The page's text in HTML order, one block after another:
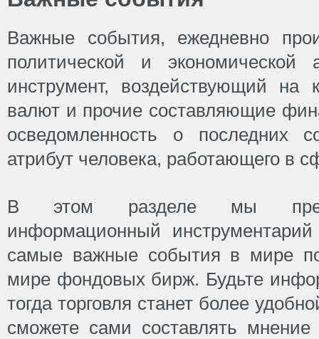
Важные события, ежедневно
политической и
инструмент, воздействующий на
валют и прочие составляющие
осведомленность о последних
атрибут человека, работающего в
В этом разделе мы
информационный
самые важные события в мире
мире фондовых бирж. Будьте
тогда торговля станет более
сможете сами составлять мнение